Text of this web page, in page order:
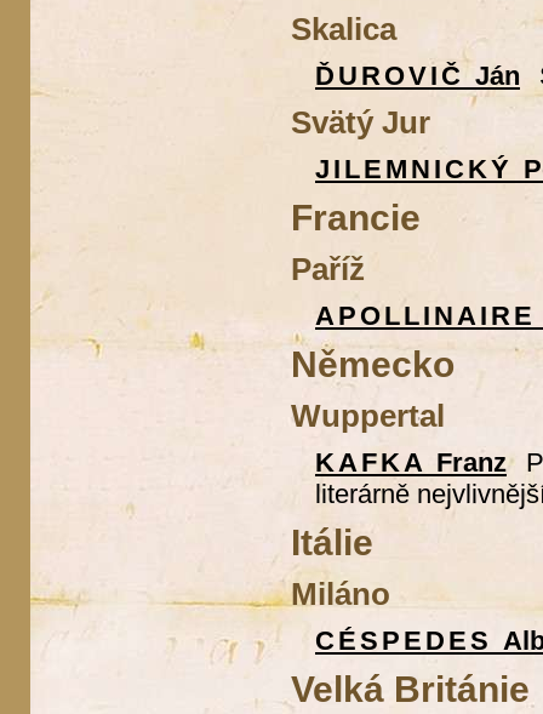
Skalica
ĎUROVIČ Ján
Svätý Jur
JILEMNICKÝ
Francie
Paříž
Německo
Wuppertal
KAFKA Franz
literárně
Itálie
Miláno
CÉSPEDES
Velká Británie